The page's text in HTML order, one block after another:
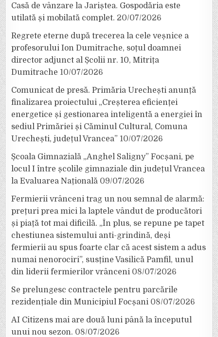
Casă de vânzare la Jariștea. Gospodăria este
utilată și mobilată complet. 20/07/2026
Regrete eterne după trecerea la cele veșnice a
profesorului Ion Dumitrache, soțul doamnei
director adjunct al Școlii nr. 10, Mitrița
Dumitrache 10/07/2026
Comunicat de presă. Primăria Urechești anunță
finalizarea proiectului „Creșterea eficienței
energetice și gestionarea inteligentă a energiei în
sediul Primăriei și Căminul Cultural, Comuna
Urechești, județul Vrancea” 10/07/2026
Școala Gimnazială „Anghel Saligny” Focșani, pe
locul I între școlile gimnaziale din județul Vrancea
la Evaluarea Națională 09/07/2026
Fermierii vrânceni trag un nou semnal de alarmă:
prețuri prea mici la laptele vândut de producători
și piață tot mai dificilă. „În plus, se repune pe tapet
chestiunea sistemului anti-grindină, deși
fermierii au spus foarte clar că acest sistem a adus
numai nenorociri”, susține Vasilică Pamfil, unul
din liderii fermierilor vrânceni 08/07/2026
Se prelungesc contractele pentru parcările
rezidențiale din Municipiul Focșani 08/07/2026
AI Citizens mai are două luni până la începutul
unui nou sezon. 08/07/2026